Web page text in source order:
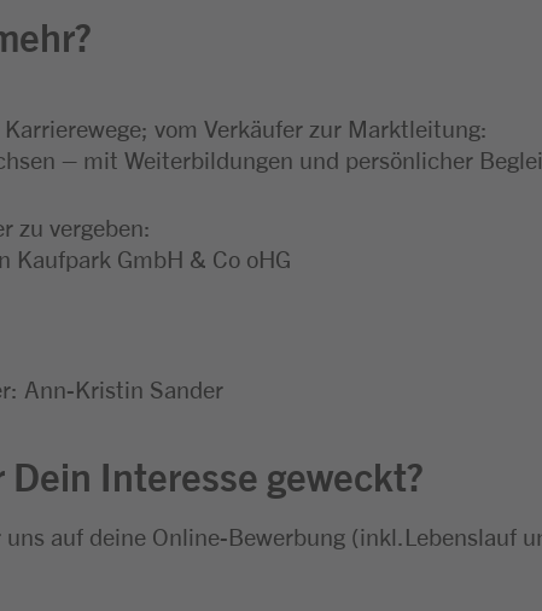
vom Verkäufer zur Marktleitung:
– mit Weiterbildungen und persönlicher
zu vergeben:
Kaufpark GmbH & Co oHG
Ann-Kristin Sander
Dein Interesse geweckt?
auf deine Online-Bewerbung (inkl.Lebenslauf